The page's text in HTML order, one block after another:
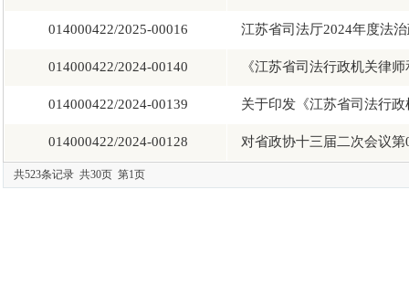
014000422/2025-00016 江苏省司法厅2024年度法
014000422/2024-00140 《江苏省司法行政机关律
014000422/2024-00139 关于印发《江苏省司法行
014000422/2024-00128 对省政协十三届二次会议
共523条记录 共30页 第1页